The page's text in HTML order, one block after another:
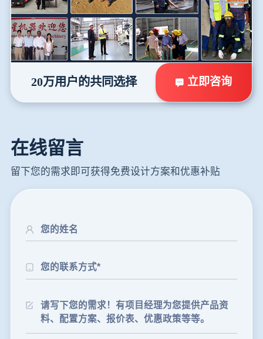
20万用户的共同选择 立即咨询
在线留言
留下您的需求即可获得免费设计方案和优惠补贴
24分钟前 朱先生留言：制砂机3000吨一套多少钱？
35分钟前 张先生留言：碎石机有几种型号？碎石机械设备一套价格？